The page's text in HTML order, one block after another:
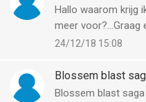
Hallo waarom krijg
meer voor?...Graag
24/12/18 15:08
Blossem blast
Blossem blast